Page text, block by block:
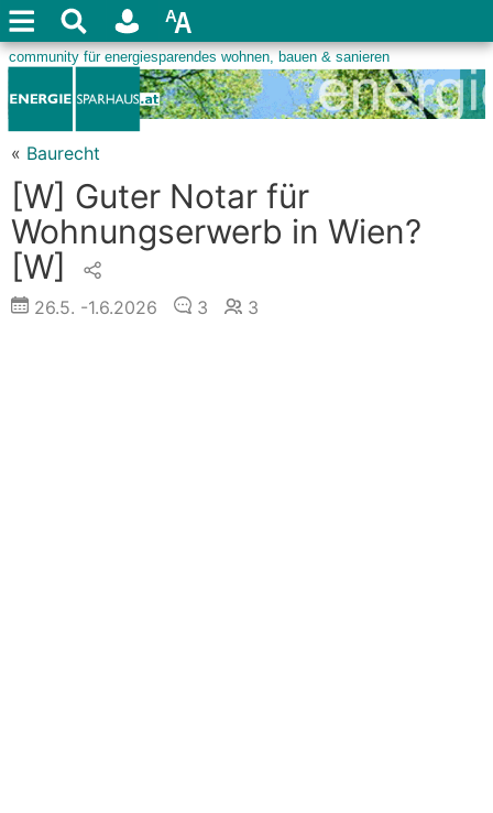
« Baurecht
[W] Guter Notar für
Wohnungserwerb in Wien?
[W]
26.5. -1.6.2026 3 3